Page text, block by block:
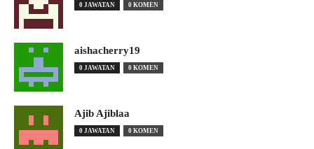
0 JAWATAN 0 KOMEN
aishacherry19
0 JAWATAN 0 KOMEN
Ajib Ajiblaa
0 JAWATAN 0 KOMEN